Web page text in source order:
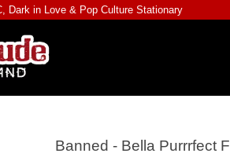
, Dark in Love & Pop Culture Stationary
Banned - Bella Purrrfect